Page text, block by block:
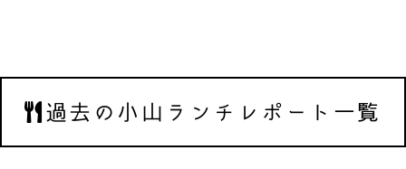
過去の小山ランチレポート一覧